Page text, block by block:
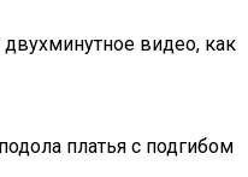
видео, как
платья с подгибом